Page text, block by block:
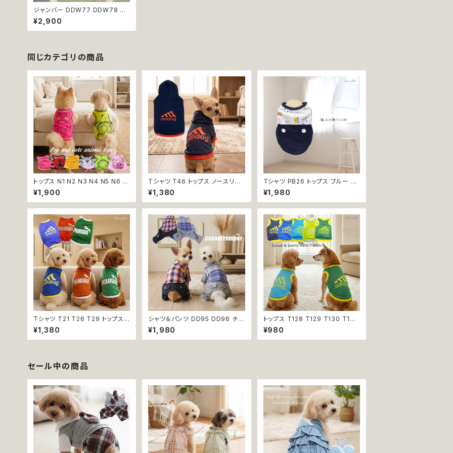
ジャンバー DDW77 DDW78 ジ
ャケット アウター 野球 ユニフォー
ム dog 犬 猫 犬服 猫服 犬の服
猫の服 ペット 服 ドッグウェア ドッ
¥2,900
同じカテゴリの商品
トップス N1 N2 N3 N4 N5 N6 う
さぎ てんとう虫 ひよこ しまうま か
め ぶた ポケット ビビット ドッグウ
ェア dog 犬 猫 ペット 服 犬服 猫
かわいい 小型犬 返品交換不可
¥1,900
Tシャツ T46 トップス ノースリー
ブ ネイビー×オレンジ 紺 橙 スポ
ーティー フード 帽子 犬 猫 ペット
犬服 猫服 犬の服 猫の服
¥1,380
Ｔシャツ PB26 トップス ブルー 野
球 くま ドックウェア 小型犬 犬 猫
dog cat ペット 服 犬服 返品交換
不可
¥1,980
Ｔシャツ T21 T26 T29 トップス
ノースリーブ メッシュ 夏 蒸れにく
い 犬 猫 ペット 犬の服 猫の服 犬
服 猫服 返品交換不可
¥1,380
シャツ＆パンツ DD95 DD96 チェ
ック柄 星柄 半袖 つなぎ オールイ
ンワン カバーオール 犬用 猫用 犬
猫 ペット 服 犬服 猫服 犬の服 猫
¥1,980
トップス T128 T129 T130 T131
T132 Ｔシャツ 1-7号 小型犬用 ス
ポーティー カジュアル メッシュ ノ
ースリーブ ブルー グリーン ネイ
¥980
セール中の商品